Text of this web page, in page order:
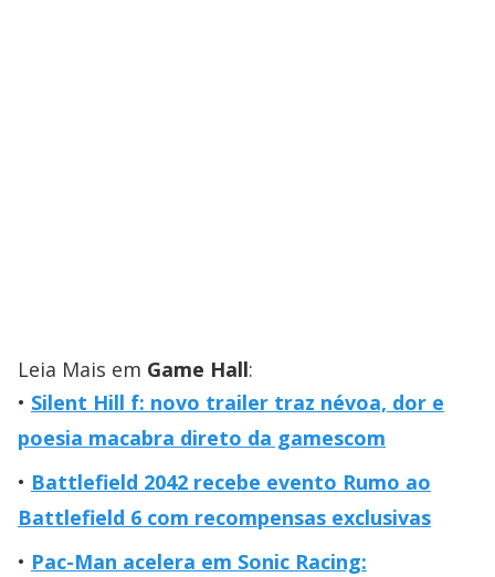
Leia Mais em Game Hall:
Silent Hill f: novo trailer traz névoa, dor e
poesia macabra direto da gamescom
Battlefield 2042 recebe evento Rumo ao
Battlefield 6 com recompensas exclusivas
Pac-Man acelera em Sonic Racing: